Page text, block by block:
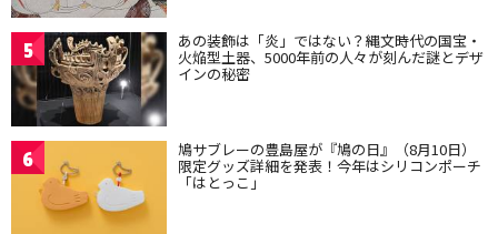
5 あの装飾は「炎」ではない？縄文時代の国宝・
火焔型土器、5000年前の人々が刻んだ謎とデザ
インの秘密
6 鳩サブレーの豊島屋が『鳩の日』（8月10日）
限定グッズ詳細を発表！今年はシリコンポーチ
「はとっこ」